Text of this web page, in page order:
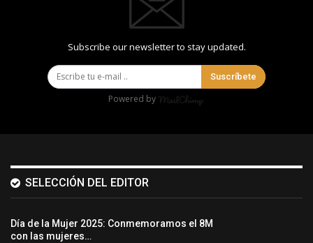
Subscribe our newsletter to stay updated.
Suscríbete
Powered by
SELECCIÓN DEL EDITOR
Día de la Mujer 2025: Conmemoramos el 8M
con las mujeres…